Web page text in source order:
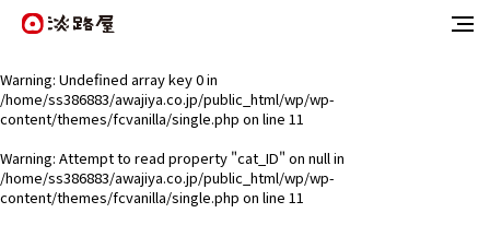
Warning: Undefined array key 0 in
/home/ss386883/awajiya.co.jp/public_html/wp/wp-
content/themes/fcvanilla/single.php on line 11
Warning: Attempt to read property "cat_ID" on null in
/home/ss386883/awajiya.co.jp/public_html/wp/wp-
content/themes/fcvanilla/single.php on line 11